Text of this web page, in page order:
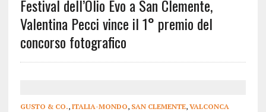
Festival dell’Olio Evo a San Clemente,
Valentina Pecci vince il 1° premio del
concorso fotografico
GUSTO & CO., ITALIA-MONDO, SAN CLEMENTE, VALCONCA